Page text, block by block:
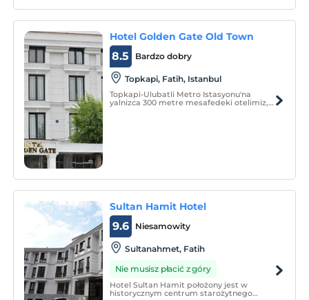
Hotel Golden Gate Old Town
Bardzo dobry
8.5
Topkapi, Fatih, Istanbul
Topkapi-Ulubatli Metro Istasyonu'na
yalnizca 300 metre mesafedeki otelimiz,
Sultan Hamit Hotel
Niesamowity
9.6
Sultanahmet, Fatih
Nie musisz płacić z góry
Hotel Sultan Hamit położony jest w
historycznym centrum starożytnego